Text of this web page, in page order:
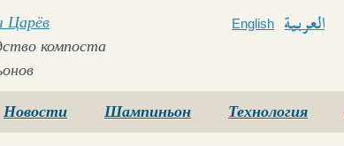
Царёв
компоста
English
Новости Шампиньон Технология